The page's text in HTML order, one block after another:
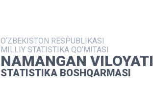
O‘ZBEKISTON RESPUBLIKASI
MILLIY STATISTIKA QO‘MITASI
NAMANGAN VILOYATI
STATISTIKA BOSHQARMASI